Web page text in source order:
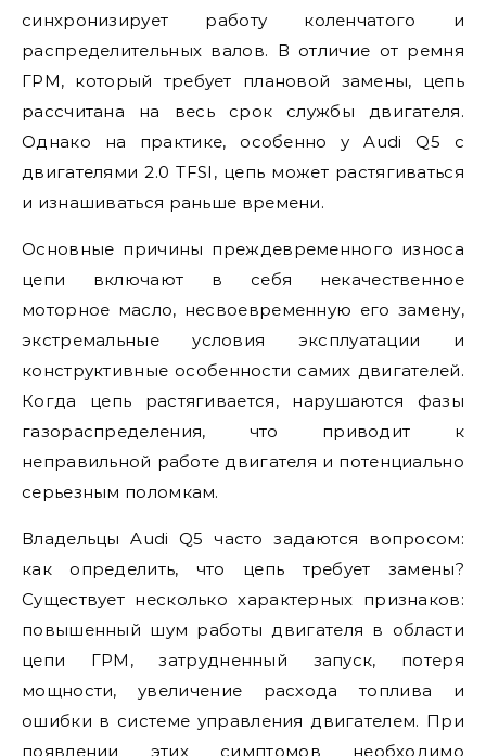
синхронизирует работу коленчатого и
распределительных валов. В отличие от ремня
ГРМ, который требует плановой замены, цепь
рассчитана на весь срок службы двигателя.
Однако на практике, особенно у Audi Q5 с
двигателями 2.0 TFSI, цепь может растягиваться
и изнашиваться раньше времени.
Основные причины преждевременного износа
цепи включают в себя некачественное
моторное масло, несвоевременную его замену,
экстремальные условия эксплуатации и
конструктивные особенности самих двигателей.
Когда цепь растягивается, нарушаются фазы
газораспределения, что приводит к
неправильной работе двигателя и потенциально
серьезным поломкам.
Владельцы Audi Q5 часто задаются вопросом:
как определить, что цепь требует замены?
Существует несколько характерных признаков:
повышенный шум работы двигателя в области
цепи ГРМ, затрудненный запуск, потеря
мощности, увеличение расхода топлива и
ошибки в системе управления двигателем. При
появлении этих симптомов необходимо